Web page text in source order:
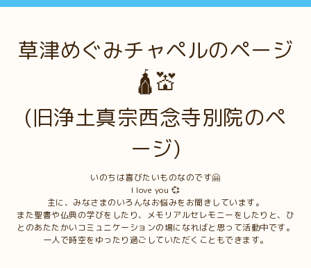
草津めぐみチャペルのページ
🛕💒
(旧浄土真宗西念寺別院のペ
ージ)
いのちは喜びたいものなのです🤗
I love you 💞
主に、みなさまのいろんなお悩みをお聞きしています。
また聖書や仏典の学びをしたり、メモリアルセレモニーをしたりと、ひ
とのあたたかいコミュニケーションの場になればと思って活動中です。
一人で時空をゆったり過ごしていただくこともできます。